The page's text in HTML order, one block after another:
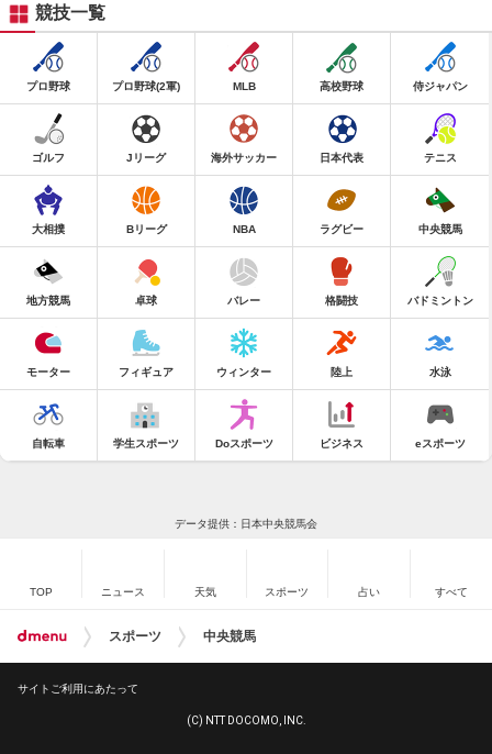
競技一覧
プロ野球 プロ野球(2軍) MLB 高校野球 侍ジャパン
ゴルフ Jリーグ 海外サッカー 日本代表 テニス
大相撲 Bリーグ NBA ラグビー 中央競馬
地方競馬 卓球 バレー 格闘技 バドミントン
モーター フィギュア ウィンター 陸上 水泳
自転車 学生スポーツ Doスポーツ ビジネス eスポーツ
データ提供：日本中央競馬会
TOP ニュース 天気 スポーツ 占い すべて
スポーツ 中央競馬
サイトご利用にあたって
(C) NTT DOCOMO, INC.